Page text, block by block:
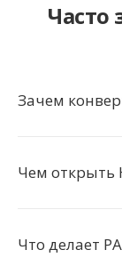
Часто
Зачем
Чем открыть
Что делает